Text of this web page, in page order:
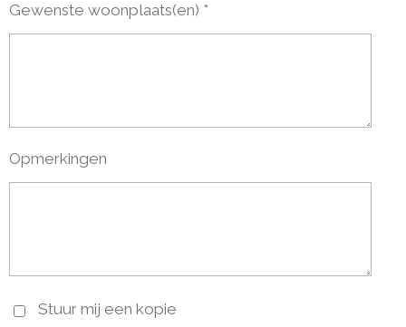
Gewenste woonplaats(en) *
Opmerkingen
Stuur mij een kopie